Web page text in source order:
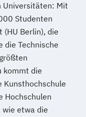
Universitäten: Mit
Studenten
Berlin), die
die Technische
kommt die
Kunsthochschule
Hochschulen
etwa die